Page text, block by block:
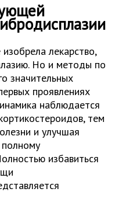
лекарство,
Но и методы по
значительных
проявлениях
наблюдается
тем
и улучшая
избавиться